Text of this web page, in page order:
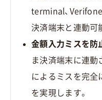
terminal、Verifone
決済端末と連動可
金額入力ミスを防
ま決済端末に連動
によるミスを完全
を実現します。